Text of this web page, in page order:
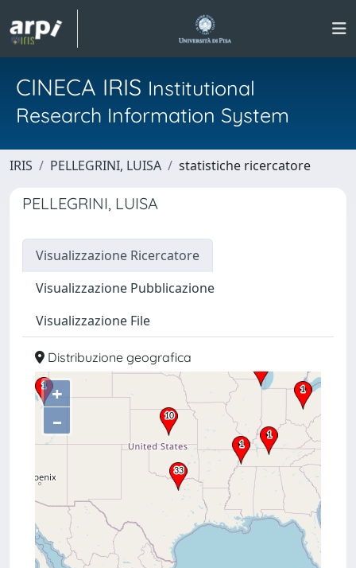
CINECA IRIS Institutional
Research Information System
IRIS PELLEGRINI, LUISA statistiche ricercatore
PELLEGRINI, LUISA
Visualizzazione Ricercatore
Visualizzazione Pubblicazione
Visualizzazione File
Distribuzione geografica
+
–